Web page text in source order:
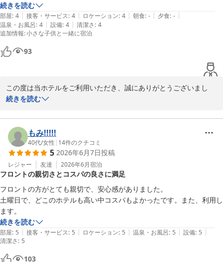
これからも皆様に快適にお過ごしいただける空間とお食事をご提供
できるよう努めてまいります。
またのお越しを心よりお待ち申し上げております。ご投稿ありがと
うございました。
八戸プラザホテル
続きを読む
部屋: 4 | 接客・サービス: 4 | ロケーション: 4 | 朝食: - | 夕食: - |
温泉・お風呂: 4 | 設備: 4 | 清潔さ: 4
追加情報:小さな子供と一緒に宿泊
93
この度は当ホテルをご利用いただき、誠にありがとうございまし
た。
お風呂の広さにつきましては、ご期待に添えず申し訳ございません
でした。
設備面につきましてはすぐの改善が難しい部分もございますが、貴
重なご意見として今後の参考にさせていただきます。
これからも皆様が快適にお過ごしいただけるホテルを目指して努め
てまいりますので、また機会がございましたらぜひご利用ください
ませ。
ご投稿ありがとうございました。
八戸プラザホテル　フロント
八戸プラザホテル
続きを読む
もみ!!!!!
40代/女性 | 14件のクチコミ
5 2026年6月7日投稿
レジャー 友達 2026年6月宿泊
フロントの親切さとコスパの良さに満足
フロントの方がとても親切で、安心感がありました。
土曜日で、どこのホテルも高い中コスパもよかったです。また、利用し
ます。
続きを読む
部屋: 5 | 接客・サービス: 5 | ロケーション: 5 | 温泉・お風呂: 5 | 設備: 5 |
清潔さ: 5
103